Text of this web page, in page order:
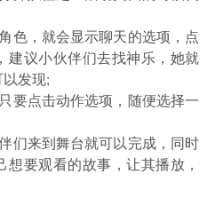
色，就会显示聊天的选项，点
建议小伙伴们去找神乐，她就
发现;
要点击动作选项，随便选择一
们来到舞台就可以完成，同时
要观看的故事，让其播放，